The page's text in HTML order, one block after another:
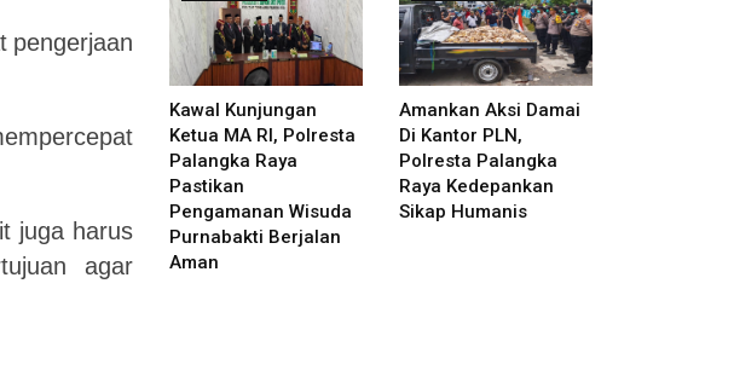
pengerjaan
juga harus
agar
Kawal Kunjungan
Ketua MA RI, Polresta
Palangka Raya
Pastikan
Pengamanan Wisuda
Purnabakti Berjalan
Aman
Amankan Aksi Damai
Di Kantor PLN,
Polresta Palangka
Raya Kedepankan
Sikap Humanis